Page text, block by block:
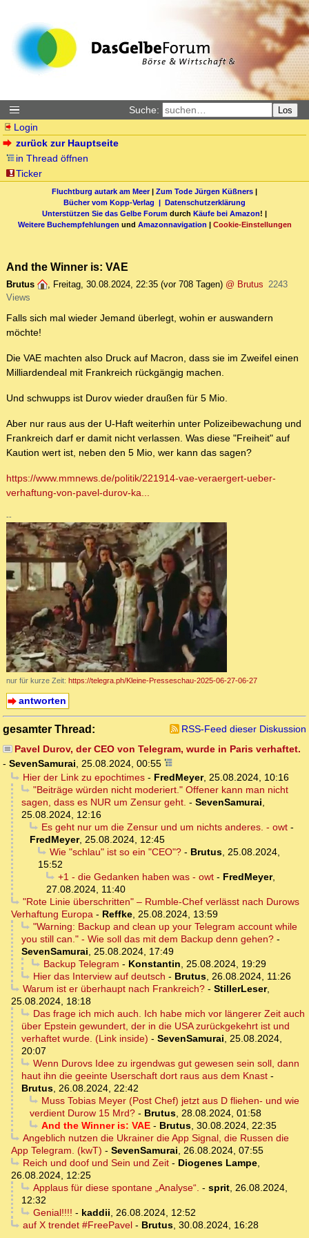
Suche: Los
Login
zurück zur Hauptseite
in Thread öffnen
Ticker
Fluchtburg autark am Meer| Zum Tode Jürgen Küßners |
Bücher vom Kopp-Verlag | Datenschutzerklärung
Unterstützen Sie das Gelbe Forum durch Käufe bei Amazon! |
Weitere Buchempfehlungen und Amazonnavigation | Cookie-Einstellungen
And the Winner is: VAE
Brutus , Freitag, 30.08.2024, 22:35 (vor 708 Tagen) @ Brutus 2243
Views
Falls sich mal wieder Jemand überlegt, wohin er auswandern
möchte!
Die VAE machten also Druck auf Macron, dass sie im Zweifel einen
Milliardendeal mit Frankreich rückgängig machen.
Und schwupps ist Durov wieder draußen für 5 Mio.
Aber nur raus aus der U-Haft weiterhin unter Polizeibewachung und
Frankreich darf er damit nicht verlassen. Was diese "Freiheit" auf
Kaution wert ist, neben den 5 Mio, wer kann das sagen?
https://www.mmnews.de/politik/221914-vae-veraergert-ueber-
verhaftung-von-pavel-durov-ka...
--
nur für kurze Zeit: https://telegra.ph/Kleine-Presseschau-2025-06-27-06-27
antworten
gesamter Thread:
RSS-Feed dieser Diskussion
Pavel Durov, der CEO von Telegram, wurde in Paris verhaftet.
- SevenSamurai, 25.08.2024, 00:55
Hier der Link zu epochtimes- FredMeyer, 25.08.2024, 10:16
"Beiträge würden nicht moderiert." Offener kann man nicht
sagen, dass es NUR um Zensur geht. - SevenSamurai,
25.08.2024, 12:16
Es geht nur um die Zensur und um nichts anderes. - owt-
FredMeyer, 25.08.2024, 12:45
Wie "schlau" ist so ein "CEO"?- Brutus, 25.08.2024,
15:52
+1 - die Gedanken haben was - owt- FredMeyer,
27.08.2024, 11:40
"Rote Linie überschritten" – Rumble-Chef verlässt nach Durows
Verhaftung Europa - Reffke, 25.08.2024, 13:59
"Warning: Backup and clean up your Telegram account while
you still can." - Wie soll das mit dem Backup denn gehen? -
SevenSamurai, 25.08.2024, 17:49
Backup Telegram - Konstantin, 25.08.2024, 19:29
Hier das Interview auf deutsch - Brutus, 26.08.2024, 11:26
Warum ist er überhaupt nach Frankreich?- StillerLeser,
25.08.2024, 18:18
Das frage ich mich auch. Ich habe mich vor längerer Zeit auch
über Epstein gewundert, der in die USA zurückgekehrt ist und
verhaftet wurde. (Link inside) - SevenSamurai, 25.08.2024,
20:07
Wenn Durovs Idee zu irgendwas gut gewesen sein soll, dann
haut ihn die geeinte Userschaft dort raus aus dem Knast -
Brutus, 26.08.2024, 22:42
Muss Tobias Meyer (Post Chef) jetzt aus D fliehen- und wie
verdient Durow 15 Mrd? - Brutus, 28.08.2024, 01:58
And the Winner is: VAE- Brutus, 30.08.2024, 22:35
Angeblich nutzen die Ukrainer die App Signal, die Russen die
App Telegram. (kwT) - SevenSamurai, 26.08.2024, 07:55
Reich und doof und Sein und Zeit- Diogenes Lampe,
26.08.2024, 12:25
Applaus für diese spontane „Analyse“. - sprit, 26.08.2024,
12:32
Genial!!!! - kaddii, 26.08.2024, 12:52
auf X trendet #FreePavel- Brutus, 30.08.2024, 16:28